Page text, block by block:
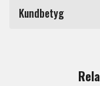
bomarmar o.dyl.
Kundbetyg